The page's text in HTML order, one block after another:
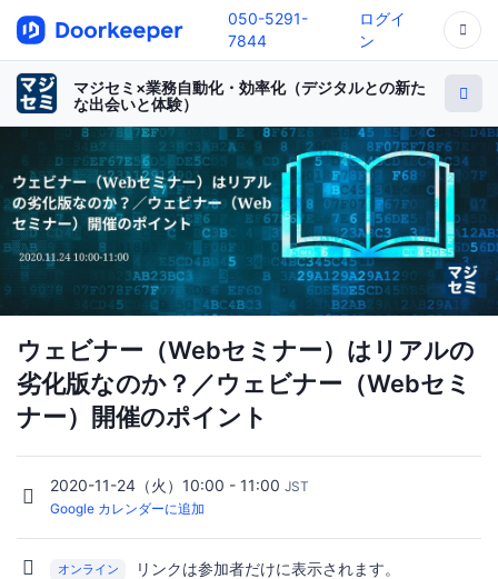
050-5291-
7844
ログイ
ン
マジセミ×業務自動化・効率化（デジタルとの新た
な出会いと体験）
ウェビナー（Webセミナー）はリアルの
劣化版なのか？／ウェビナー（Webセミ
ナー）開催のポイント
2020-11-24（火）10:00 - 11:00 JST
Google カレンダーに追加
オンライン リンクは参加者だけに表示されます。